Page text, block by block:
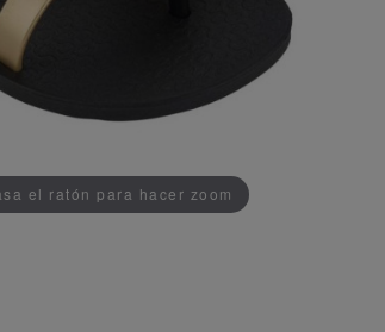
el ratón para hacer zoom
AÑADIDO AL CARRITO